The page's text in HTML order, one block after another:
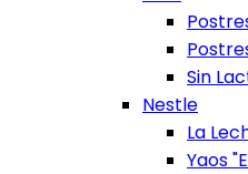
Sin
Nestle
La
Yaos